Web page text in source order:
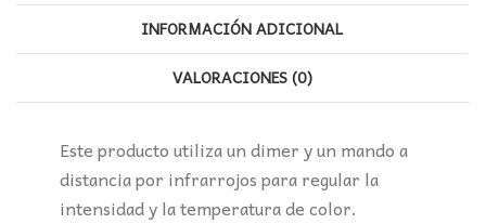
INFORMACIÓN ADICIONAL
VALORACIONES (0)
Este producto utiliza un dimer y un mando a
distancia por infrarrojos para regular la
intensidad y la temperatura de color.